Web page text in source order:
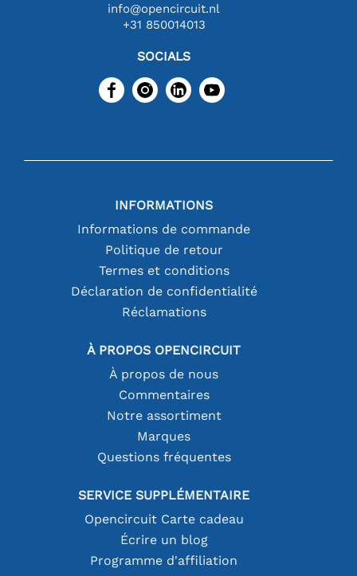
info@opencircuit.nl
+31 850014013
SOCIALS
INFORMATIONS
Informations de commande
Politique de retour
Termes et conditions
Déclaration de confidentialité
Réclamations
À PROPOS OPENCIRCUIT
À propos de nous
Commentaires
Notre assortiment
Marques
Questions fréquentes
SERVICE SUPPLÉMENTAIRE
Opencircuit Carte cadeau
Écrire un blog
Programme d'affiliation